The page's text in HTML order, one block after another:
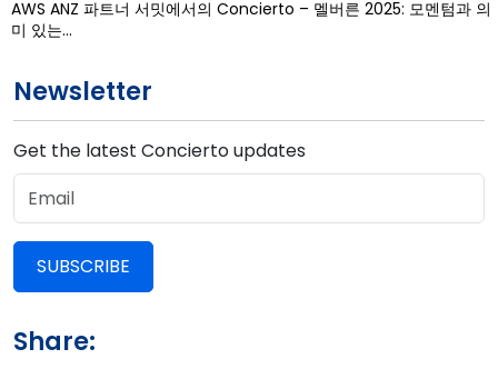
AWS ANZ 파트너 서밋에서의 Concierto – 멜버른 2025: 모멘텀과 의
미 있는…
Newsletter
Get the latest Concierto updates
SUBSCRIBE
Share: